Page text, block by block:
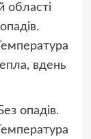
області
вдень
опадів.